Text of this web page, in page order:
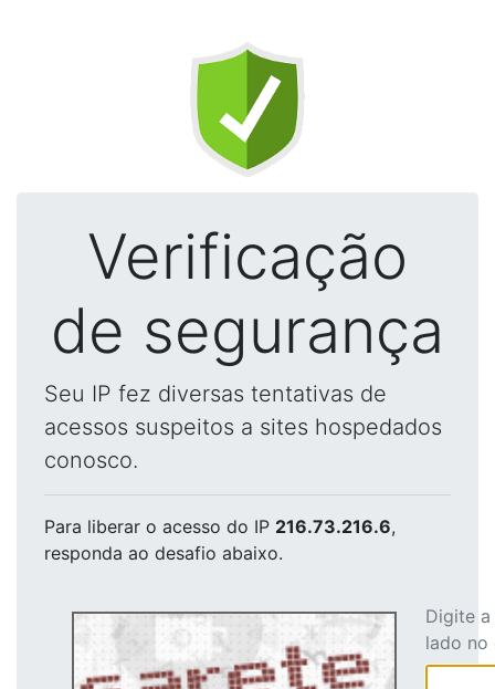
Verificação
de segurança
Seu IP fez diversas tentativas de
acessos suspeitos a sites hospedados
conosco.
Para liberar o acesso do IP 216.73.216.6,
responda ao desafio abaixo.
Digite
lado no